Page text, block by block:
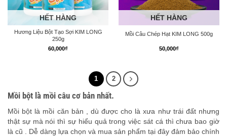
HẾT HÀNG
Hương Liệu Bột Tạo Sợi KIM LONG
250g
60,000₫
HẾT HÀNG
Mồi Câu Chép Hạt KIM LONG 500g
50,000₫
1 2
Mồi bột là mồi câu cơ bản nhất.
Mồi bột là mồi căn bản , dù được cho là xưa như trái đất nhưng
thật sự mà nói thì sự hiểu quả trong việc sát cá thì chưa bao giờ
là cũ . Dễ dàng lựa chọn và mua sản phẩm tại đây đảm bảo chính